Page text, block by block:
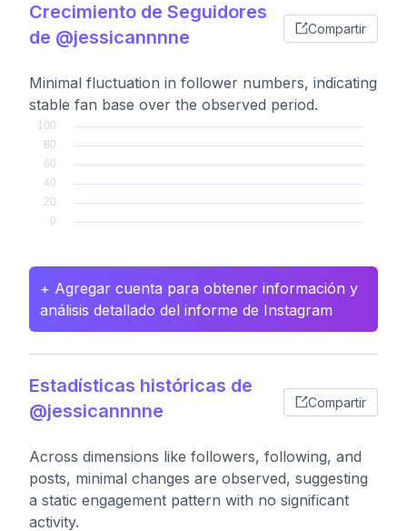
Crecimiento de Seguidores
de @jessicannnne
Compartir
Minimal fluctuation in follower numbers, indicating
stable fan base over the observed period.
+ Agregar cuenta para obtener información y
análisis detallado del informe de Instagram
Estadísticas históricas de
@jessicannnne
Compartir
Across dimensions like followers, following, and
posts, minimal changes are observed, suggesting
a static engagement pattern with no significant
activity.